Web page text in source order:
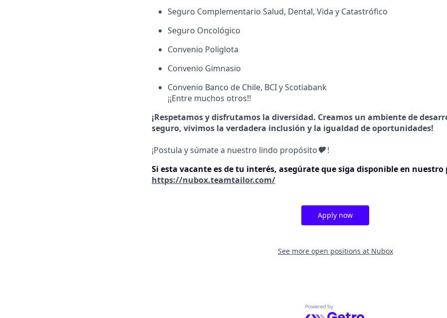
Seguro Complementario Salud, Dental, Vida y Catastrófico
Seguro Oncológico
Convenio Poliglota
Convenio Gimnasio
Convenio Banco de Chile, BCI y Scotiabank
¡¡Entre muchos otros!!
¡Respetamos y disfrutamos la diversidad. Creamos un ambiente de
seguro, vivimos la verdadera inclusión y la igualdad de oportunidades!
¡Postula y súmate a nuestro lindo propósito🧡!
Si esta vacante es de tu interés, asegúrate que siga disponible en
https://nubox.teamtailor.com/
Apply now
See more open positions at Nubox
Powered by Getro.com